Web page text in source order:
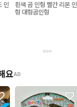
인
흰색 곰 인형 빨간 리본 인
형 대형곰인형
요AD